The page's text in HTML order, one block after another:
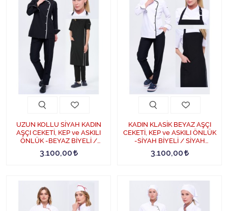
UZUN KOLLU SİYAH KADIN
AŞÇI CEKETİ, KEP ve ASKILI
ÖNLÜK -BEYAZ BİYELİ /
SİYAH PANTOLON DÖRTLÜ
AŞÇI SET - BeyazBiye-Siyah
3.100,00
KADIN KLASİK BEYAZ AŞÇI
CEKETİ, KEP ve ASKILI ÖNLÜK
-SİYAH BİYELİ / SİYAH
PANTOLON DÖRTLÜ AŞÇI
SET - SiyahBiye-Beyaz
3.100,00